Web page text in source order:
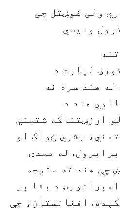
ولی غوښتل چی
ونیسي
لپاره د
له هند سره نه
هند د
ارزښتناکه شتمني
بشري ځواک او
له همدې
چې هند ته متوجه
د بقا پر
افغانستان، چې